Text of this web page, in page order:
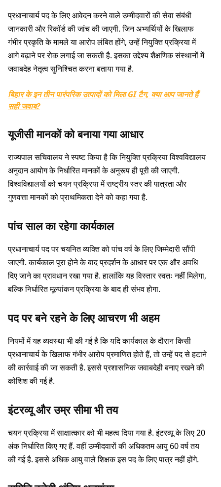
प्रधानाचार्य पद के लिए आवेदन करने वाले उम्मीदवारों की सेवा संबंधी
जानकारी और रिकॉर्ड की जांच की जाएगी. जिन अभ्यर्थियों के खिलाफ
गंभीर प्रकृति के मामले या आरोप लंबित होंगे, उन्हें नियुक्ति प्रक्रिया में
आगे बढ़ाने पर रोक लगाई जा सकती है. इसका उद्देश्य शैक्षणिक संस्थानों में
जवाबदेह नेतृत्व सुनिश्चित करना बताया गया है.
बिहार के इन तीन पारंपरिक उत्पादों को मिला GI टैग, क्या आप जानते हैं
सही जवाब?
यूजीसी मानकों को बनाया गया आधार
राज्यपाल सचिवालय ने स्पष्ट किया है कि नियुक्ति प्रक्रिया विश्वविद्यालय
अनुदान आयोग के निर्धारित मानकों के अनुरूप ही पूरी की जाएगी.
विश्वविद्यालयों को चयन प्रक्रिया में राष्ट्रीय स्तर की पात्रता और
गुणवत्ता मानकों को प्राथमिकता देने को कहा गया है.
पांच साल का रहेगा कार्यकाल
प्रधानाचार्य पद पर चयनित व्यक्ति को पांच वर्ष के लिए जिम्मेदारी सौंपी
जाएगी. कार्यकाल पूरा होने के बाद प्रदर्शन के आधार पर एक और अवधि
दिए जाने का प्रावधान रखा गया है. हालांकि यह विस्तार स्वतः नहीं मिलेगा,
बल्कि निर्धारित मूल्यांकन प्रक्रिया के बाद ही संभव होगा.
पद पर बने रहने के लिए आचरण भी अहम
नियमों में यह व्यवस्था भी की गई है कि यदि कार्यकाल के दौरान किसी
प्रधानाचार्य के खिलाफ गंभीर आरोप प्रमाणित होते हैं, तो उन्हें पद से हटाने
की कार्रवाई की जा सकती है. इससे प्रशासनिक जवाबदेही बनाए रखने की
कोशिश की गई है.
इंटरव्यू और उम्र सीमा भी तय
चयन प्रक्रिया में साक्षात्कार को भी महत्व दिया गया है. इंटरव्यू के लिए 20
अंक निर्धारित किए गए हैं. वहीं उम्मीदवारों की अधिकतम आयु 60 वर्ष तय
की गई है. इससे अधिक आयु वाले शिक्षक इस पद के लिए पात्र नहीं होंगे.